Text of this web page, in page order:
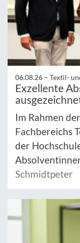
06.08.26 – Textil-
Exzellente
Im Rahmen
Fachbereichs
der
Schmidtpeter